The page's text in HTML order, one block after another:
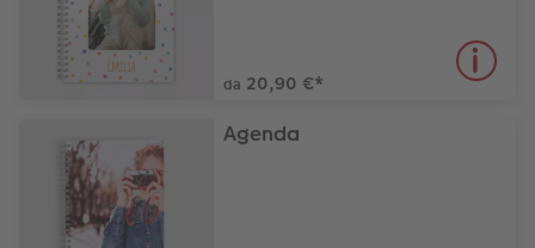
da 20,90 €*
Agenda